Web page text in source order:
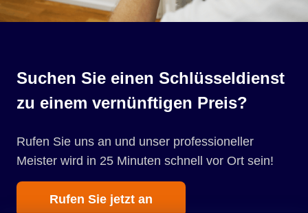
Suchen Sie einen Schlüsseldienst
zu einem vernünftigen Preis?
Rufen Sie uns an und unser professioneller
Meister wird in 25 Minuten schnell vor Ort sein!
Rufen Sie jetzt an